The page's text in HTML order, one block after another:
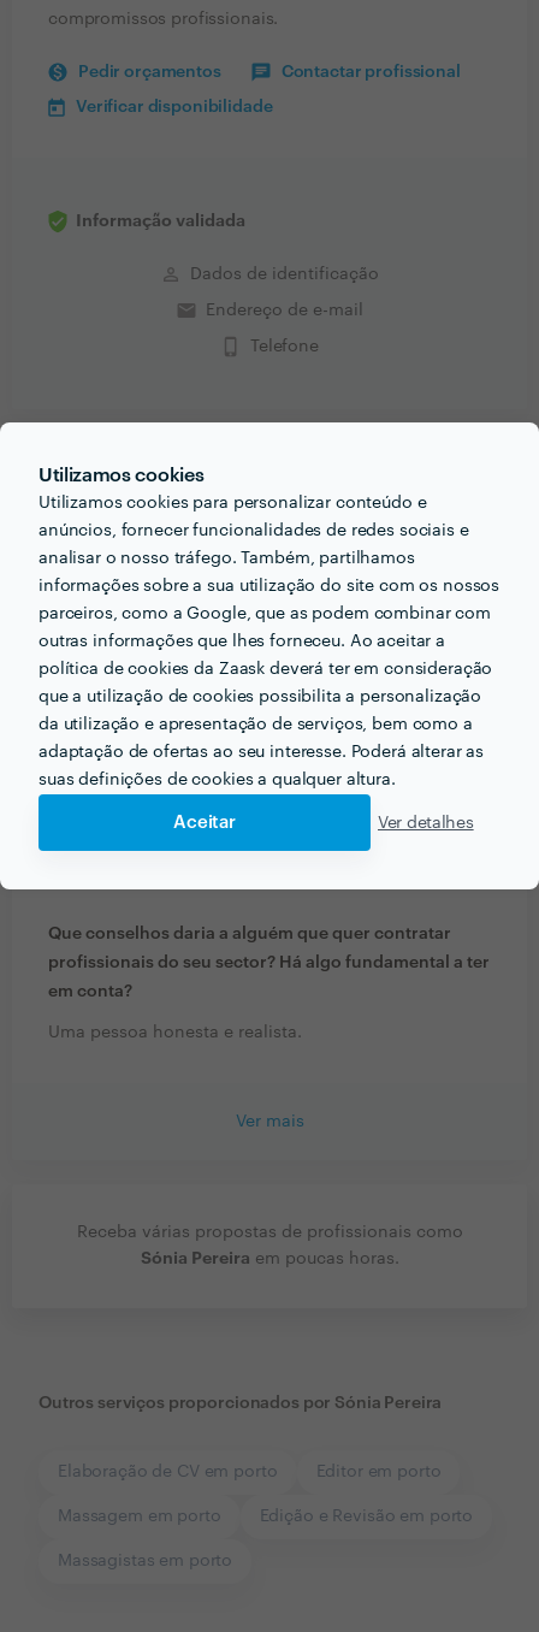
Utilizamos cookies
Utilizamos cookies para personalizar conteúdo e
anúncios, fornecer funcionalidades de redes sociais e
analisar o nosso tráfego. Também, partilhamos
informações sobre a sua utilização do site com os nossos
parceiros, como a Google, que as podem combinar com
outras informações que lhes forneceu. Ao aceitar a
política de cookies da Zaask deverá ter em consideração
que a utilização de cookies possibilita a personalização
da utilização e apresentação de serviços, bem como a
adaptação de ofertas ao seu interesse. Poderá alterar as
suas definições de cookies a qualquer altura.
Aceitar Ver detalhes
compromissos profissionais.
Pedir orçamentos Contactar profissional
Verificar disponibilidade
Informação validada
perm_identity Dados de identificação
email Endereço de e-mail
phone_iphone Telefone
PERGUNTAS E RESPOSTAS
Em que informações deve um ou uma cliente pensar
acerca do projecto que quer realizar antes de falar
com profissionais?
Ter definido o que quer, traçar objetivos para poder
transmiti-los.
Que formação e experiência tem relacionadas com a
sua actividade?
Licenciatura em Design de Comunicação
Que conselhos daria a alguém que quer contratar
profissionais do seu sector? Há algo fundamental a ter
em conta?
Uma pessoa honesta e realista.
Ver mais
Receba várias propostas de profissionais como
Sónia Pereira em poucas horas.
Outros serviços proporcionados por Sónia Pereira
Elaboração de CV em porto Editor em porto
Massagem em porto Edição e Revisão em porto
Massagistas em porto